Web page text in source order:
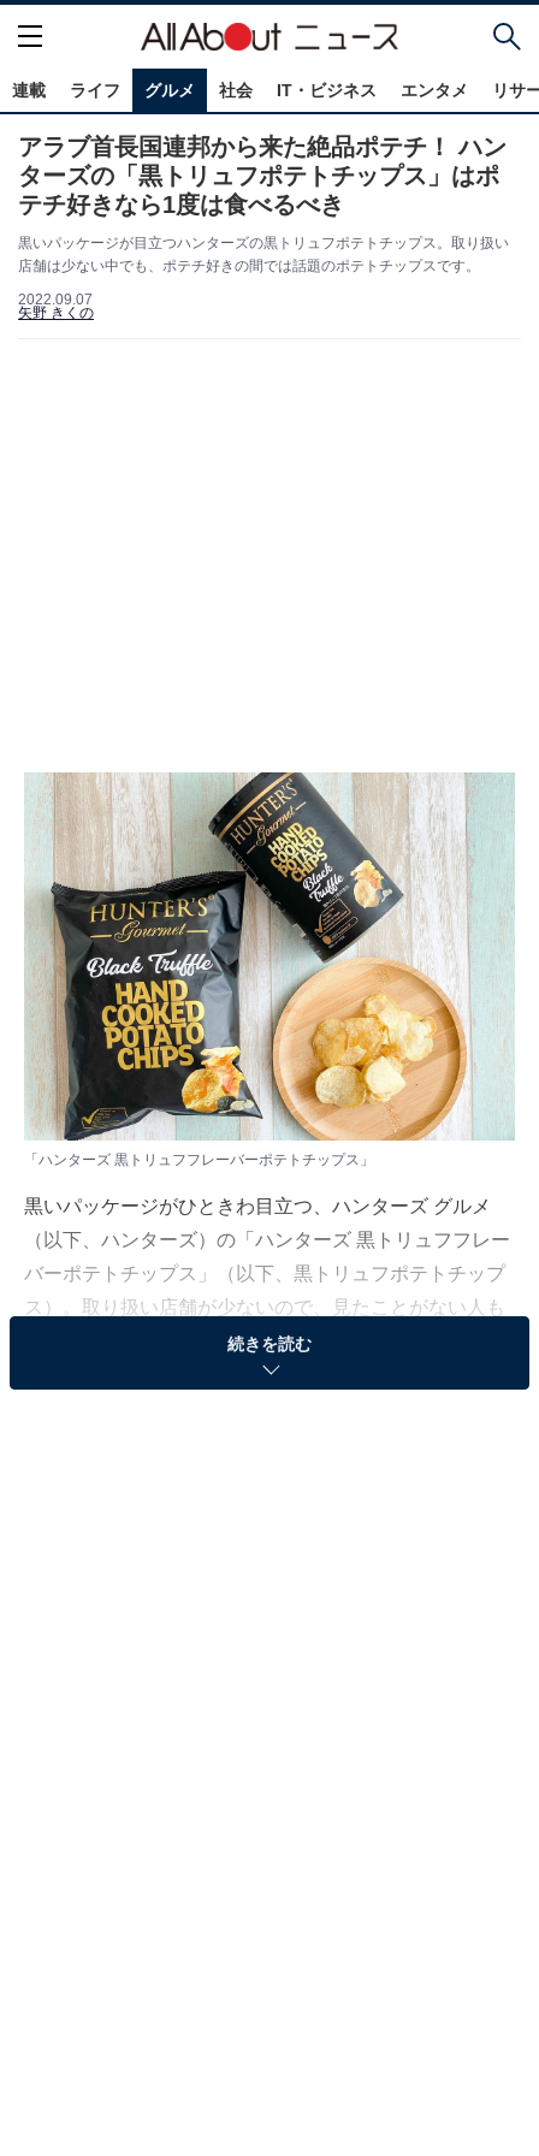
連載 ライフ グルメ 社会 IT・ビジネス エンタメ リサ
アラブ首長国連邦から来た絶品ポテチ！ ハン
ターズの「黒トリュフポテトチップス」はポ
テチ好きなら1度は食べるべき
黒いパッケージが目立つハンターズの黒トリュフポテトチップス。取り扱い
店舗は少ない中でも、ポテチ好きの間では話題のポテトチップスです。
2022.09.07
矢野 きくの
「ハンターズ 黒トリュフフレーバーポテトチップス」
黒いパッケージがひときわ目立つ、ハンターズ グルメ
（以下、ハンターズ）の「ハンターズ 黒トリュフフレー
バーポテトチップス」（以下、黒トリュフポテトチップ
ス）。取り扱い店舗が少ないので、見たことがない人も
多いかもしれません。見たことがある人にとっては気に
なる存在、食べたことある人には忘れられない味となっ
続きを読む